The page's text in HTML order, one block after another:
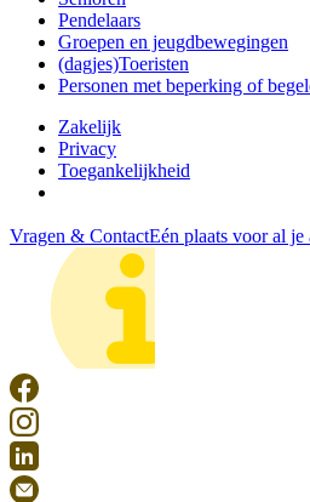
Pendelaars
Groepen en jeugdbewegingen
(dagjes)Toeristen
Personen met beperking of
Zakelijk
Privacy
Toegankelijkheid
Vragen & ContactEén plaats voor al je